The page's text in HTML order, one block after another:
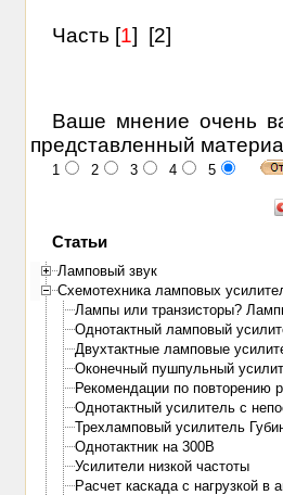
Часть [1] [2]
Ваше мнение очень
представленный
1 2 3 4 5
Статьи
Ламповый звук
Схемотехника ламповых
Лампы или транзисторы?
Однотактный ламповый
Двухтактные ламповые
Оконечный пушпульный
Рекомендации по повторению
Однотактный усилитель с
Трехламповый усилитель
Однотактник на 300В
Усилители низкой частоты
Расчет каскада с нагрузкой в